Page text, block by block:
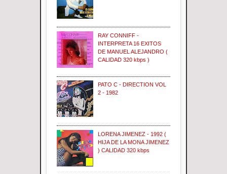
RAY CONNIFF -
INTERPRETA 16 EXITOS
DE MANUEL ALEJANDRO (
CALIDAD 320 kbps )
PATO C - DIRECTION VOL
2 - 1982
LORENA JIMENEZ - 1992 (
HIJA DE LA MONA JIMENEZ
) CALIDAD 320 kbps